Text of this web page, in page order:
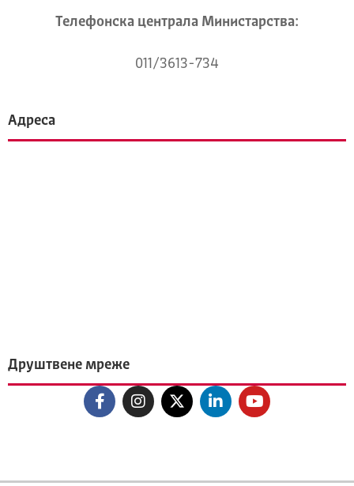
Телeфонска централа Mинистарства:
011/3613-734
Адреса
Друштвене мреже